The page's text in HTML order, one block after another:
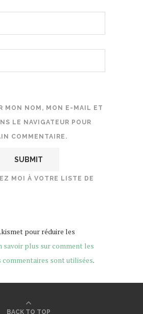
MON NOM, MON E-MAIL ET
LE NAVIGATEUR POUR
COMMENTAIRE.
MOI À VOTRE LISTE DE
pour réduire les
savoir plus sur comment les
commentaires sont utilisées.
BACK TO TOP